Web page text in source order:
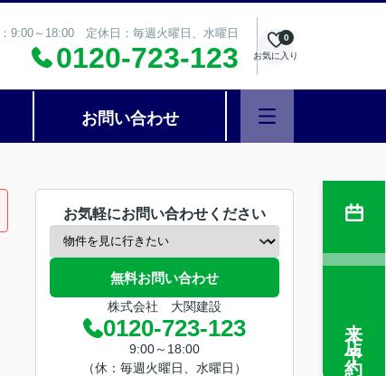
9:00～18:00 定休日：毎週火曜日、水曜日
0120-723-123 お気に入り
0
お問い合わせ
お気軽にお問い合わせください
無料お問い合わせ
株式会社 大関建設
0120-723-123
9:00～18:00
（休：毎週火曜日、水曜日）
来店予約